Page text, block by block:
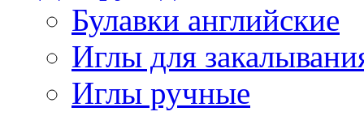
Булавки английские
Иглы для
Иглы ручные